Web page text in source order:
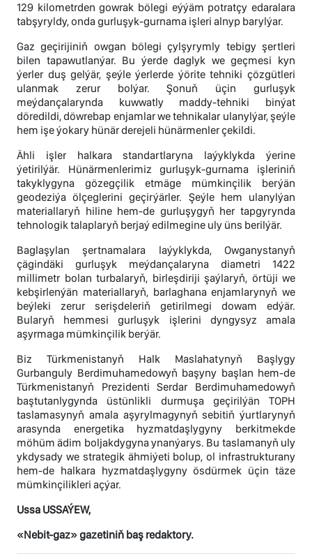
129 kilometrden gowrak bölegi eýýäm potratçy edaralara
tabşyryldy, onda gurluşyk-gurnama işleri alnyp barylýar.
Gaz geçirijiniň owgan bölegi çylşyrymly tebigy şertleri
bilen tapawutlanýar. Bu ýerde daglyk we geçmesi kyn
ýerler duş gelýär, şeýle ýerlerde ýörite tehniki çözgütleri
ulanmak zerur bolýar. Şonuň üçin gurluşyk
meýdançalarynda kuwwatly maddy-tehniki binýat
döredildi, döwrebap enjamlar we tehnikalar ulanylýar, şeýle
hem işe ýokary hünär derejeli hünärmenler çekildi.
Ähli işler halkara standartlaryna laýyklykda ýerine
ýetirilýär. Hünärmenlerimiz gurluşyk-gurnama işleriniň
takyklygyna gözegçilik etmäge mümkinçilik berýän
geodeziýa ölçeglerini geçirýärler. Şeýle hem ulanylýan
materiallaryň hiline hem-de gurluşygyň her tapgyrynda
tehnologik talaplaryň berjaý edilmegine uly üns berilýär.
Baglaşylan şertnamalara laýyklykda, Owganystanyň
çägindäki gurluşyk meýdançalaryna diametri 1422
millimetr bolan turbalaryň, birleşdiriji şaýlaryň, örtüji we
kebşirlenýän materiallaryň, barlaghana enjamlarynyň we
beýleki zerur serişdeleriň getirilmegi dowam edýär.
Bularyň hemmesi gurluşyk işlerini dyngysyz amala
aşyrmaga mümkinçilik berýär.
Biz Türkmenistanyň Halk Maslahatynyň Başlygy
Gurbanguly Berdimuhamedowyň başyny başlan hem-de
Türkmenistanyň Prezidenti Serdar Berdimuhamedowyň
baştutanlygynda üstünlikli durmuşa geçirilýän TOPH
taslamasynyň amala aşyrylmagynyň sebitiň ýurtlarynyň
arasynda energetika hyzmatdaşlygyny berkitmekde
möhüm ädim boljakdygyna ynanýarys. Bu taslamanyň uly
ykdysady we strategik ähmiýeti bolup, ol infrastrukturany
hem-de halkara hyzmatdaşlygyny ösdürmek üçin täze
mümkinçilikleri açýar.
Ussa USSAÝEW,
«Nebit-gaz» gazetiniň baş redaktory.